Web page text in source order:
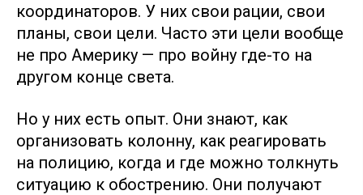
координаторов. У них свои рации, свои
планы, свои цели. Часто эти цели вообще
не про Америку — про войну где-то на
другом конце света.
Но у них есть опыт. Они знают, как
организовать колонну, как реагировать
на полицию, когда и где можно толкнуть
ситуацию к обострению. Они получают